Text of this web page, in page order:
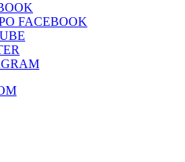
FACEBOOK